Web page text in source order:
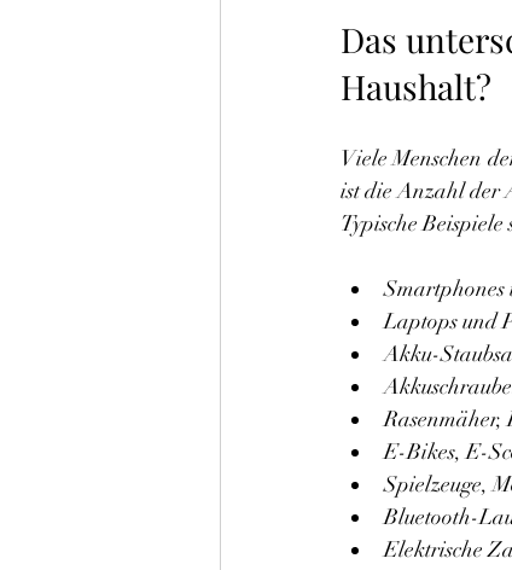
Das
Haushalt?
Viele Menschen
ist die Anzahl der
Typische Beispiele
Smartphones
Laptops und
Akku-
Rasenmäher,
E-Bikes, E-
Spielzeuge,
Bluetooth-
Elektrische